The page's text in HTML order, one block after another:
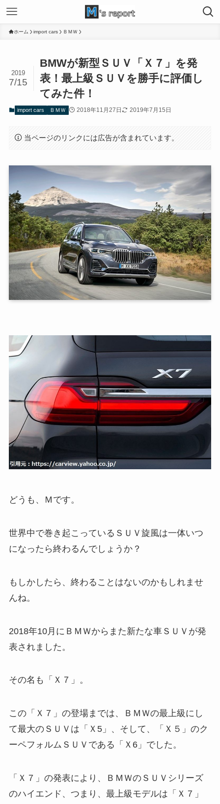
ホーム import cars ＢＭＷ
BMWが新型ＳＵＶ「Ｘ７」を発
表！最上級ＳＵＶを勝手に評価し
てみた件！
2019
7/15
import cars ＢＭＷ 2018年11月27日 2019年7月15日
当ページのリンクには広告が含まれています。
どうも、Ｍです。
世界中で巻き起こっているＳＵＶ旋風は一体いつ
になったら終わるんでしょうか？
もしかしたら、終わることはないのかもしれませ
んね。
2018年10月にＢＭＷからまた新たな車ＳＵＶが発
表されました。
その名も「Ｘ７」。
この「Ｘ７」の登場までは、ＢＭＷの最上級にし
て最大のＳＵＶは「Ｘ5」、そして、「Ｘ５」のク
ーペフォルムＳＵＶである「Ｘ6」でした。
「Ｘ７」の発表により、ＢＭＷのＳＵＶシリーズ
のハイエンド、つまり、最上級モデルは「Ｘ７」